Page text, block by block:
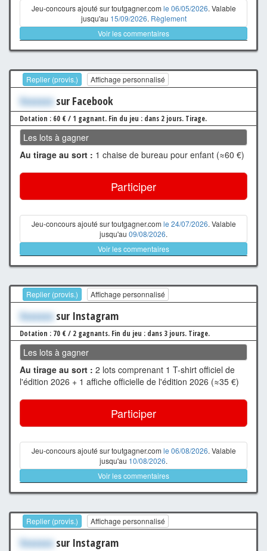
Jeu-concours ajouté sur toutgagner.com le 06/05/2026. Valable
jusqu'au 15/09/2026. Règlement
Voir les commentaires
Replier (provis.) Affichage personnalisé
Xxxxxxx sur Facebook
Dotation : 60 € / 1 gagnant. Fin du jeu : dans 2 jours. Tirage.
Les lots à gagner
Au tirage au sort : 1 chaise de bureau pour enfant (≈60 €)
Participer
Jeu-concours ajouté sur toutgagner.com le 24/07/2026. Valable
jusqu'au 09/08/2026.
Voir les commentaires
Replier (provis.) Affichage personnalisé
Xxxxxxx sur Instagram
Dotation : 70 € / 2 gagnants. Fin du jeu : dans 3 jours. Tirage.
Les lots à gagner
Au tirage au sort : 2 lots comprenant 1 T-shirt officiel de
l'édition 2026 + 1 affiche officielle de l'édition 2026 (≈35 €)
Participer
Jeu-concours ajouté sur toutgagner.com le 06/08/2026. Valable
jusqu'au 10/08/2026.
Voir les commentaires
Replier (provis.) Affichage personnalisé
Xxxxxxx sur Instagram